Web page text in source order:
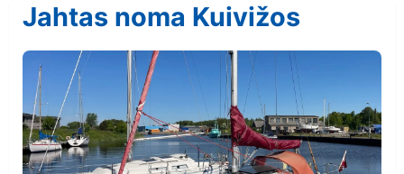
Jahtas noma Kuivižos